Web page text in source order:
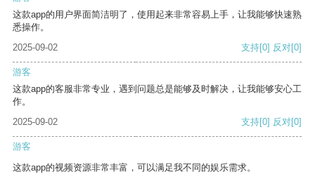
这款app的用户界面简洁明了，使用起来非常容易上手，让我能够快速熟
悉操作。
2025-09-02
支持[0] 反对[0]
游客
这款app的客服非常专业，遇到问题总是能够及时解决，让我能够安心工
作。
2025-09-02
支持[0] 反对[0]
游客
这款app的视频资源非常丰富，可以满足我不同的娱乐需求。